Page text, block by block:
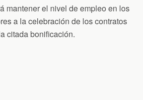
mantener el nivel de empleo en los
a la celebración de los contratos
citada bonificación.